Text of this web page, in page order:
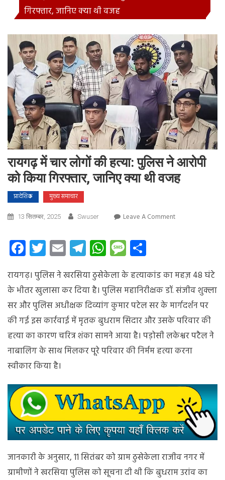
गिरफ्तार, जानिए क्या थी वजह
रायगढ़ में चार लोगों की हत्या: पुलिस ने आरोपी
को किया गिरफ्तार, जानिए क्या थी वजह
प्रादेशिक मुख्य समाचार
13 सितम्बर, 2025 Swuser Leave A CommentOn
की
हत्या:
ने
आरोपी
को
गिरफ्तार,
थी
वजह
Facebook
Twitter
EmailTelegram
WhatsApp
Message
रायगढ़। पुलिस ने खरसिया ठुसेकेला के हत्याकांड का महज़ 48 घंटे
के भीतर खुलासा कर दिया है। पुलिस महानिरीक्षक डॉ. संजीव शुक्ला
सर और पुलिस अधीक्षक दिव्यांग कुमार पटेल सर के मार्गदर्शन पर
की गई इस कार्रवाई में मृतक बुधराम सिदार और उसके परिवार की
हत्या का कारण चरित्र शंका सामने आया है। पड़ोसी लकेश्वर पटैल ने
नाबालिग के साथ मिलकर पूरे परिवार की निर्मम हत्या करना
स्वीकार किया है।
जानकारी के अनुसार, 11 सितंबर को ग्राम ठुसेकेला राजीव नगर में
ग्रामीणों ने खरसिया पुलिस को सूचना दी थी कि बुधराम उरांव का